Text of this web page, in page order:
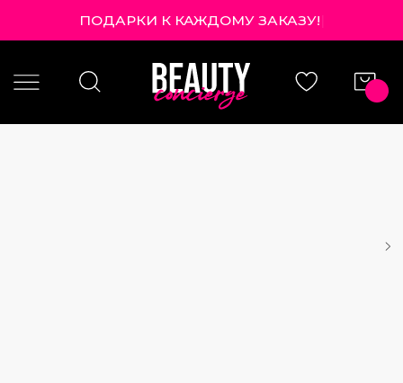
ПОДАРКИ К КАЖДОМУ ЗАКАЗУ!|